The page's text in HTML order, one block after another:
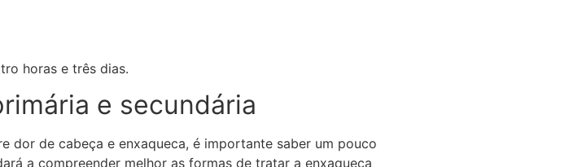
horas e três dias.
e secundária
dor de cabeça e enxaqueca, é importante saber um pouco
a compreender melhor as formas de tratar a enxaqueca